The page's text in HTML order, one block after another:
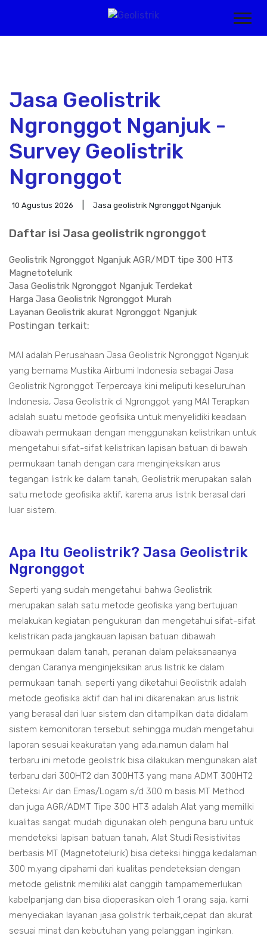
Jasa Geolistrik
Ngronggot Nganjuk -
Survey Geolistrik
Ngronggot
10 Agustus 2026 Jasa geolistrik Ngronggot Nganjuk
Daftar isi Jasa geolistrik ngronggot
Geolistrik Ngronggot Nganjuk AGR/MDT tipe 300 HT3
Magnetotelurik
Jasa Geolistrik Ngronggot Nganjuk Terdekat
Harga Jasa Geolistrik Ngronggot Murah
Layanan Geolistrik akurat Ngronggot Nganjuk
Postingan terkait:
MAI adalah Perusahaan Jasa Geolistrik Ngronggot Nganjuk
yang bernama Mustika Airbumi Indonesia sebagai Jasa
Geolistrik Ngronggot Terpercaya kini meliputi keseluruhan
Indonesia, Jasa Geolistrik di Ngronggot yang MAI Terapkan
adalah suatu metode geofisika untuk menyelidiki keadaan
dibawah permukaan dengan menggunakan kelistrikan untuk
mengetahui sifat-sifat kelistrikan lapisan batuan di bawah
permukaan tanah dengan cara menginjeksikan arus
tegangan listrik ke dalam tanah, Geolistrik merupakan salah
satu metode geofisika aktif, karena arus listrik berasal dari
luar sistem.
Apa Itu Geolistrik? Jasa Geolistrik
Ngronggot
Seperti yang sudah mengetahui bahwa Geolistrik
merupakan salah satu metode geofisika yang bertujuan
melakukan kegiatan pengukuran dan mengetahui sifat-sifat
kelistrikan pada jangkauan lapisan batuan dibawah
permukaan dalam tanah, peranan dalam pelaksanaanya
dengan Caranya menginjeksikan arus listrik ke dalam
permukaan tanah. seperti yang diketahui Geolistrik adalah
metode geofisika aktif dan hal ini dikarenakan arus listrik
yang berasal dari luar sistem dan ditampilkan data didalam
sistem kemonitoran tersebut sehingga mudah mengetahui
laporan sesuai keakuratan yang ada,namun dalam hal
terbaru ini metode geolistrik bisa dilakukan mengunakan alat
terbaru dari 300HT2 dan 300HT3 yang mana ADMT 300HT2
Deteksi Air dan Emas/Logam s/d 300 m basis MT Method
dan juga AGR/ADMT Tipe 300 HT3 adalah Alat yang memiliki
kualitas sangat mudah digunakan oleh penguna baru untuk
mendeteksi lapisan batuan tanah, Alat Studi Resistivitas
berbasis MT (Magnetotelurik) bisa deteksi hingga kedalaman
300 m,yang dipahami dari kualitas pendeteksian dengan
metode gelistrik memiliki alat canggih tampamemerlukan
kabelpanjang dan bisa dioperasikan oleh 1 orang saja, kami
menyediakan layanan jasa golistrik terbaik,cepat dan akurat
sesuai minat dan kebutuhan yang pelanggan inginkan.